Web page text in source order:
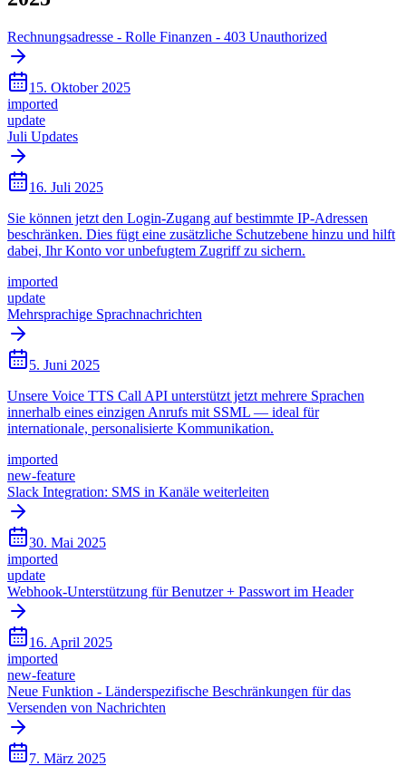
Rechnungsadresse - Rolle Finanzen - 403 Unauthorized
15. Oktober 2025
imported
update
Juli Updates
16. Juli 2025
Sie können jetzt den Login-Zugang auf bestimmte IP-Adressen
beschränken. Dies fügt eine zusätzliche Schutzebene hinzu und hilft
dabei, Ihr Konto vor unbefugtem Zugriff zu sichern.
imported
update
Mehrsprachige Sprachnachrichten
5. Juni 2025
Unsere Voice TTS Call API unterstützt jetzt mehrere Sprachen
innerhalb eines einzigen Anrufs mit SSML — ideal für
internationale, personalisierte Kommunikation.
imported
new-feature
Slack Integration: SMS in Kanäle weiterleiten
30. Mai 2025
imported
update
Webhook-Unterstützung für Benutzer + Passwort im Header
16. April 2025
imported
new-feature
Neue Funktion - Länderspezifische Beschränkungen für das
Versenden von Nachrichten
7. März 2025